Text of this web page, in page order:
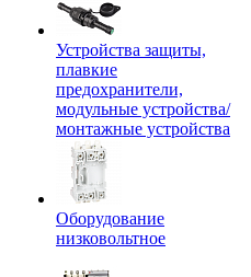
Устройства защиты,
плавкие
предохранители,
модульные устройства/
монтажные устройства
Оборудование
низковольтное